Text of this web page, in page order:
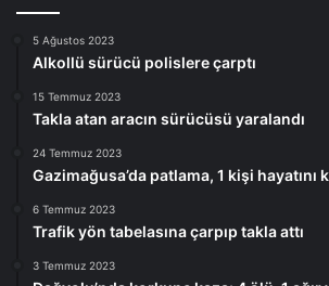
5 Ağustos 2023
Alkollü sürücü polislere çarptı
15 Temmuz 2023
Takla atan aracın sürücüsü yaralandı
24 Temmuz 2023
Gazimağusa’da patlama, 1 kişi hayatını
6 Temmuz 2023
Trafik yön tabelasına çarpıp takla attı
3 Temmuz 2023